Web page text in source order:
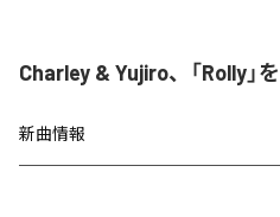
Charley & Yujiro、「Rolly」
新曲情報